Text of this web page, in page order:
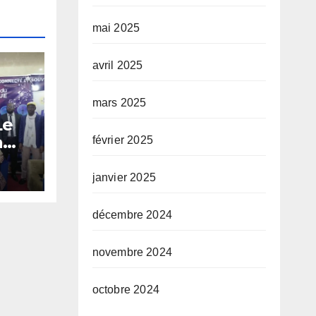
mai 2025
avril 2025
mars 2025
février 2025
janvier 2025
décembre 2024
novembre 2024
octobre 2024